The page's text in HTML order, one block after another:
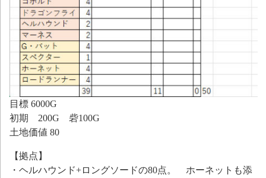
目標 6000G
初期 200G 砦100G
土地価値 80
【拠点】
・ヘルハウンド+ロングソードの80点。 ホーネットも添